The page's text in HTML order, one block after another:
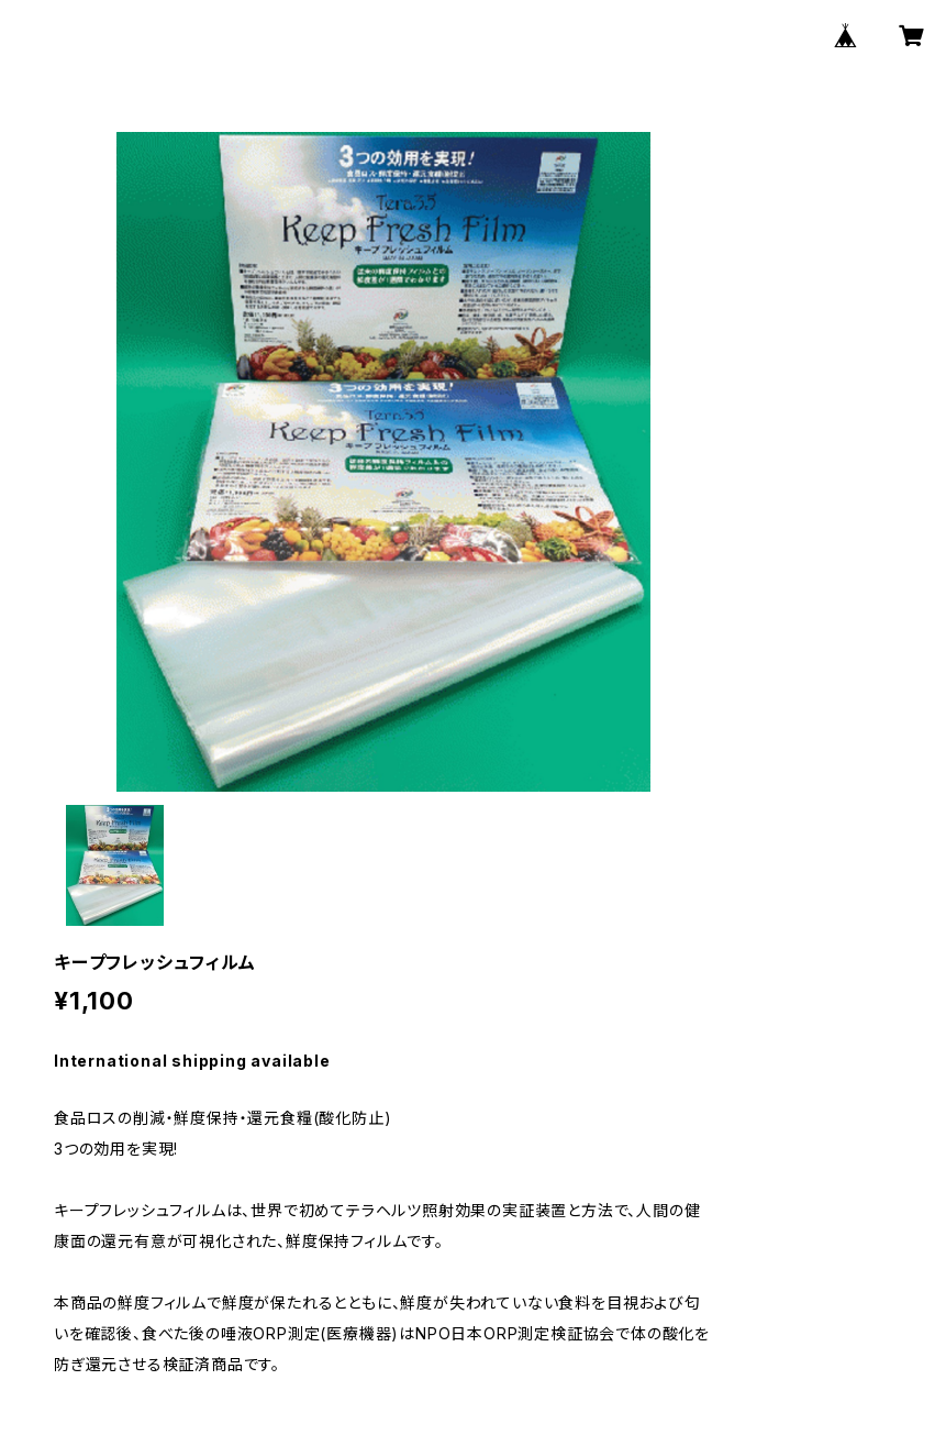
キープフレッシュフィルム
¥1,100
International shipping available
食品ロスの削減・鮮度保持・還元食糧(酸化防止)
3つの効用を実現!
キープフレッシュフィルムは、世界で初めてテラヘルツ照射効果の実証装置と方法で、人間の健
康面の還元有意が可視化された、鮮度保持フィルムです。
本商品の鮮度フィルムで鮮度が保たれるとともに、鮮度が失われていない食料を目視および匂
いを確認後、食べた後の唾液ORP測定(医療機器)はNPO日本ORP測定検証協会で体の酸化を
防ぎ還元させる検証済商品です。